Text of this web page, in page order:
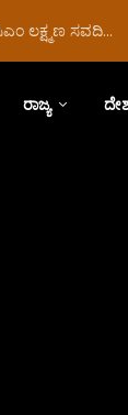
ಲಕ್ಷ್ಮಣ ಸವದಿ...
ರಾಜ್ಯ